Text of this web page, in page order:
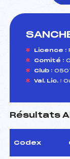
Licence :
Comité :
Club :
Val. Lic. :
Résultats
Codex